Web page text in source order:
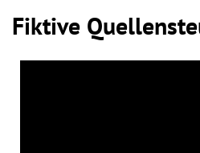
Fiktive